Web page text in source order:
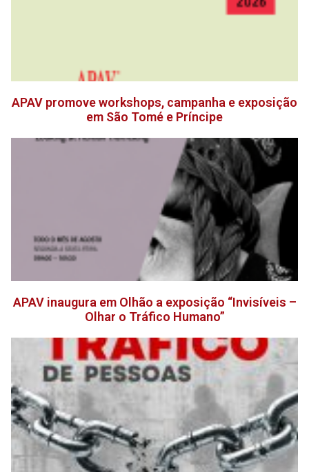
APAV promove workshops, campanha e exposição
em São Tomé e Príncipe
APAV inaugura em Olhão a exposição “Invisíveis –
Olhar o Tráfico Humano”